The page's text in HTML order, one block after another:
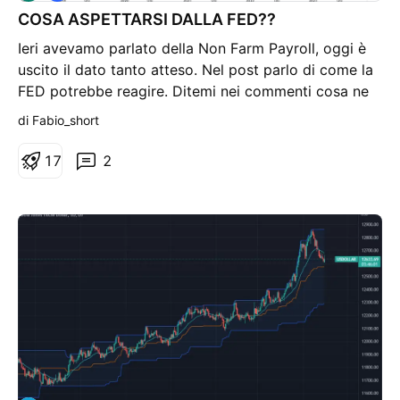
COSA ASPETTARSI DALLA FED??
Ieri avevamo parlato della Non Farm Payroll, oggi è
uscito il dato tanto atteso. Nel post parlo di come la
FED potrebbe reagire. Ditemi nei commenti cosa ne
pensate voi a riguardo e lasciate un like se il post vi è
r
a
z
i
o
e
di Fabio_short
2
1 7